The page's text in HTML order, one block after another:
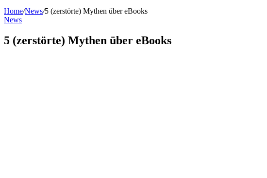
Home/News/5 (zerstörte) Mythen über eBooks
News
5 (zerstörte) Mythen über eBooks